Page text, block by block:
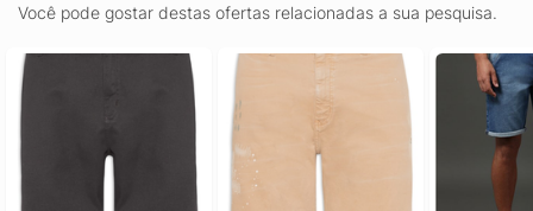
Você pode gostar destas ofertas relacionadas a sua pesquisa.